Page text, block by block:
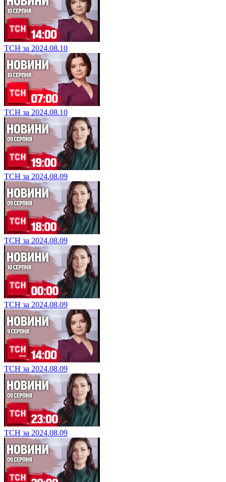
ТСН за 2024.08.10
ТСН за 2024.08.10
ТСН за 2024.08.09
ТСН за 2024.08.09
ТСН за 2024.08.09
ТСН за 2024.08.09
ТСН за 2024.08.09